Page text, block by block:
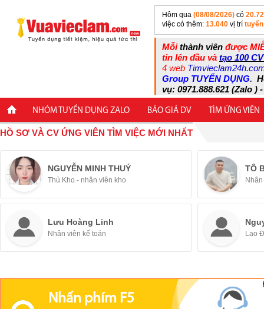
Hôm qua (08/08/2026) có
việc có thêm: 13.040 vị trí
Mỗithành viên được
tin lên đầu và tạo 100
4 web
Group TUYỂN DỤNG.
vụ: 0971.888.621 (Zalo )
NHÓM TUYỂN DỤNG ZALO BÁO GIÁ DV TÌM ỨNG VIÊN
HỒ SƠ VÀ CV ỨNG VIÊN TÌM VIỆC MỚI NHẤT
NGUYỄN MINH THUÝ
Thủ Kho - nhân viên kho
TÔ
Lưu Hoàng Linh
Nhân viên kế toán Lao
Nhấn phím F5